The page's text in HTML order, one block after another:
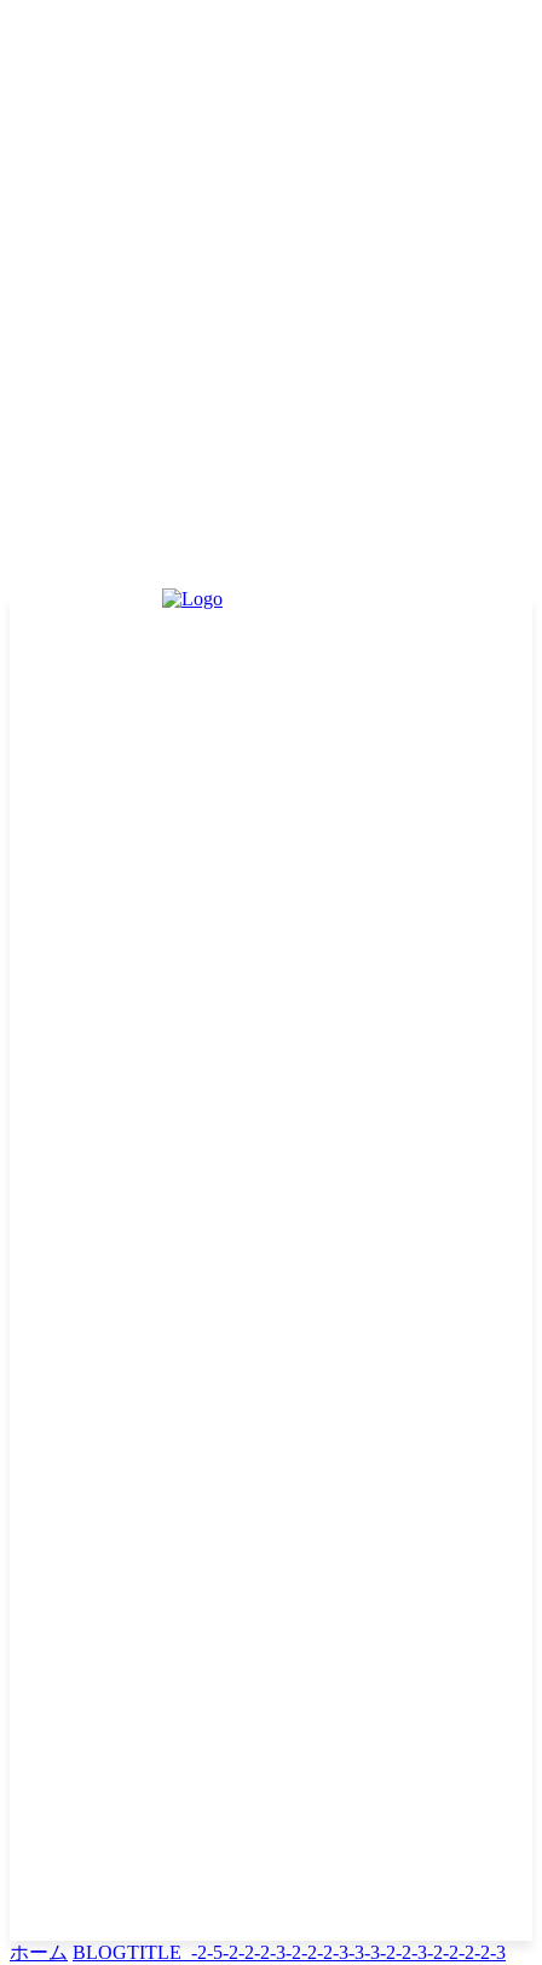
ホーム BLOGTITLE_-2-5-2-2-2-3-2-2-2-3-3-3-2-2-3-2-2-2-2-3